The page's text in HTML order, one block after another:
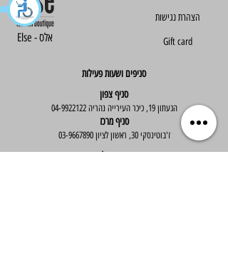
Else - אלס
הצהרת נגישות
Gift card
סניפים ושעות פעילות
סניף צפון
הגעתון 19, כיכר העירייה נהריה 04-9922122
סניף מרכז
ז'בוטינסקי 30, ראשון לציון 03-9667890
:שעות פעילות